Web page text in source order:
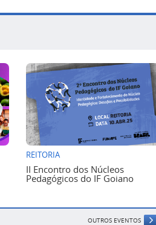
REITORIA
II Encontro dos Núcleos
Pedagógicos do IF Goiano
OUTROS EVENTOS